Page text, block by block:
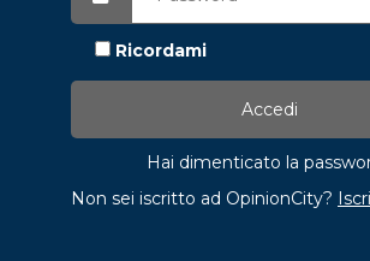
Ricordami
Hai dimenticato la
Non sei iscritto ad OpinionCity?